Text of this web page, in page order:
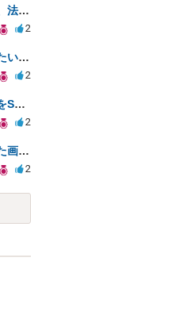
SNSでの誹謗中傷と金銭トラブル、法的対応の相談
2
無断で動画を撮影され、削除させたいが連絡が返ってこない。
2
当方の腹いせで相手方の個人情報をSNSで晒してしまい名誉毀損させてしまったかもしれない
2
ホームページ制作における使用した画像や文章の著作権について
2